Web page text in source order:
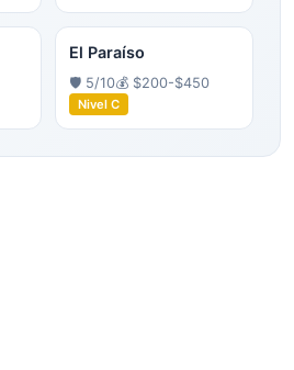
El Paraíso
🛡️ 5/10💰 $200-$450
Nivel C